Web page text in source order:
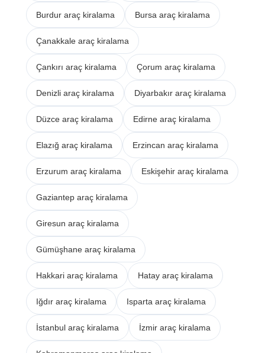
Burdur araç kiralama Bursa araç kiralama
Çanakkale araç kiralama
Çankırı araç kiralama Çorum araç kiralama
Denizli araç kiralama Diyarbakır araç kiralama
Düzce araç kiralama Edirne araç kiralama
Elazığ araç kiralama Erzincan araç kiralama
Erzurum araç kiralama Eskişehir araç kiralama
Gaziantep araç kiralama
Giresun araç kiralama
Gümüşhane araç kiralama
Hakkari araç kiralama Hatay araç kiralama
Iğdır araç kiralama Isparta araç kiralama
İstanbul araç kiralama İzmir araç kiralama